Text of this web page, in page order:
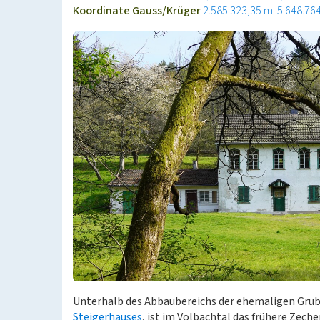
Koordinate Gauss/Krüger2.585.323,35 m:
Unterhalb des Abbaubereichs der ehemaligen